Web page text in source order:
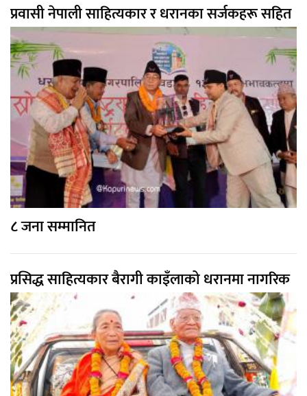
प्रवासी नेपाली साहित्यकार र धरानका सर्जकहरू सहित
८ जना सम्मानित
प्रसिद्ध साहित्यकार बैरागी काइँलाको धरानमा नागरिक